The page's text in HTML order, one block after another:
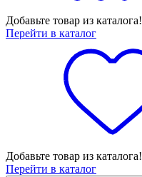
Добавьте товар из каталога!
Перейти в каталог
Добавьте товар из каталога!
Перейти в каталог